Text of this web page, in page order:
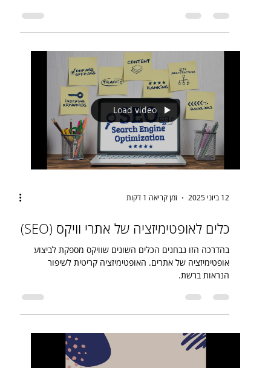
Load video
12 ביוני 2025 זמן קריאה 1 דקות
כלים לאופטימיזציה של אתרי וויקס (SEO)
בהדרכה הזו נבחנים הכלים השונים שוויקס מספקת לביצוע
אופטימיזציה של אתרים. האופטימיזציה קריטית לשיפור
הנראות ברשת.